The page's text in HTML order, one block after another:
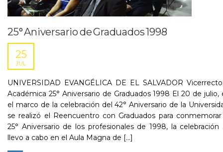
25° Aniversario de Graduados 1998
25
JUL
UNIVERSIDAD EVANGÉLICA DE EL SALVADOR
Académica 25° Aniversario de Graduados 1998 El 20 de julio,
el marco de la celebración del 42° Aniversario de la
se realizó el Reencuentro con Graduados para
25° Aniversario de los profesionales de 1998, la celebración
llevo a cabo en el Aula Magna de [...]